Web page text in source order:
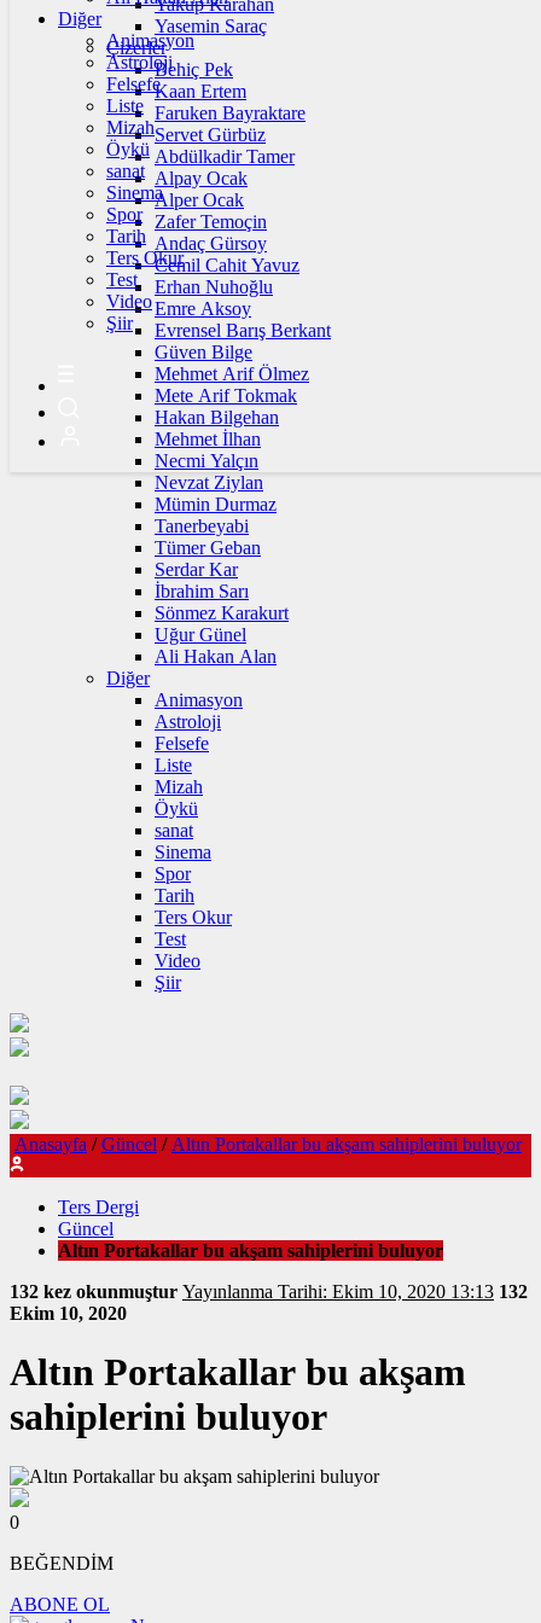
Diğer
Animasyon
Astroloji
Felsefe
Liste
Mizah
Öykü
sanat
Sinema
Spor
Tarih
Ters Okur
Test
Video
Şiir
Yakup Karahan
Yasemin Saraç
Çizerler
Behiç Pek
Kaan Ertem
Faruken Bayraktare
Servet Gürbüz
Abdülkadir Tamer
Alpay Ocak
Alper Ocak
Zafer Temoçin
Andaç Gürsoy
Cemil Cahit Yavuz
Erhan Nuhoğlu
Emre Aksoy
Evrensel Barış Berkant
Güven Bilge
Mehmet Arif Ölmez
Mete Arif Tokmak
Hakan Bilgehan
Mehmet İlhan
Necmi Yalçın
Nevzat Ziylan
Mümin Durmaz
Tanerbeyabi
Tümer Geban
Serdar Kar
İbrahim Sarı
Sönmez Karakurt
Uğur Günel
Ali Hakan Alan
Diğer
Animasyon
Astroloji
Felsefe
Liste
Mizah
Öykü
sanat
Sinema
Spor
Tarih
Ters Okur
Test
Video
Şiir
Anasayfa / Güncel / Altın Portakallar bu akşam sahiplerini buluyor
Ters Dergi
Güncel
Altın Portakallar bu akşam sahiplerini buluyor
132 kez okunmuştur
Yayınlanma Tarihi: Ekim 10, 2020 13:13 132
Ekim 10, 2020
Altın Portakallar bu akşam
sahiplerini buluyor
0
BEĞENDİM
ABONE OL